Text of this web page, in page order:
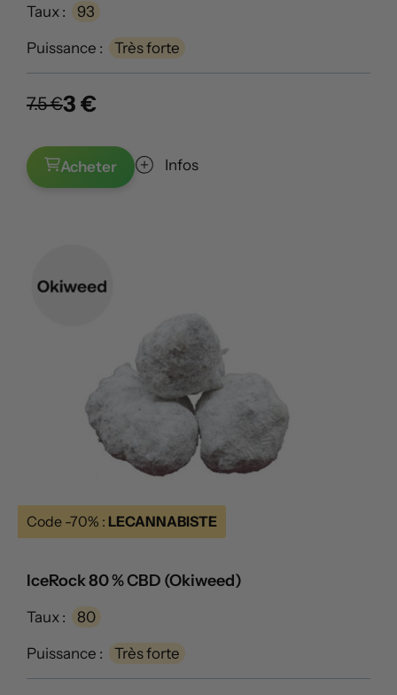
Taux : 93
Puissance : Très forte
7.5 €3 €
Acheter Infos
Code -70% : LECANNABISTE
IceRock 80 % CBD (Okiweed)
Taux : 80
Puissance : Très forte